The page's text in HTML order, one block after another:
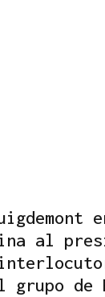
al
grupo de